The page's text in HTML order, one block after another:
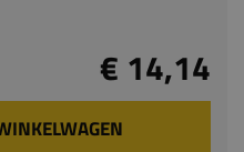
€ 14,14